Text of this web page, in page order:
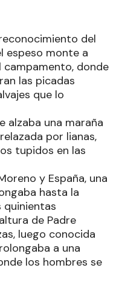
del
espeso monte a
donde
las picadas
que lo
alzaba una maraña
por lianas,
tupidos en las
y España, una
hasta la
quinientas
de Padre
luego conocida
a una
los hombres se